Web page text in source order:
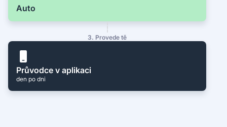
Auto
3. Provede tě
Průvodce v aplikaci
den po dni